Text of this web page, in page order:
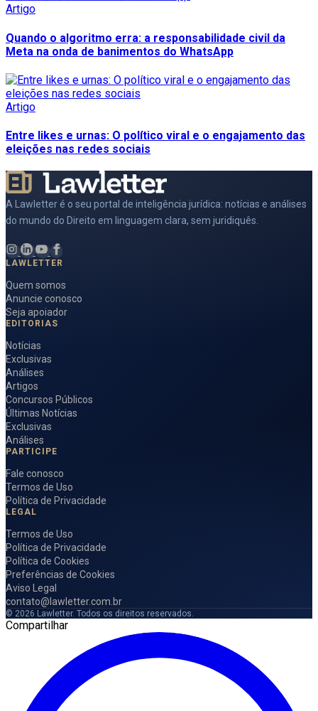
Artigo
Quando o algoritmo erra: a responsabilidade civil da
Meta na onda de banimentos do WhatsApp
Artigo
Entre likes e urnas: O político viral e o engajamento das
eleições nas redes sociais
A Lawletter é o seu portal de inteligência jurídica: notícias e análises
do mundo do Direito em linguagem clara, sem juridiquês.
LAWLETTER
Quem somos
Anuncie conosco
Seja apoiador
EDITORIAS
Notícias
Exclusivas
Análises
Artigos
Concursos Públicos
Últimas Notícias
Exclusivas
Análises
PARTICIPE
Fale conosco
Termos de Uso
Política de Privacidade
LEGAL
Termos de Uso
Política de Privacidade
Política de Cookies
Preferências de Cookies
Aviso Legal
contato@lawletter.com.br
© 2026 Lawletter. Todos os direitos reservados.
Compartilhar